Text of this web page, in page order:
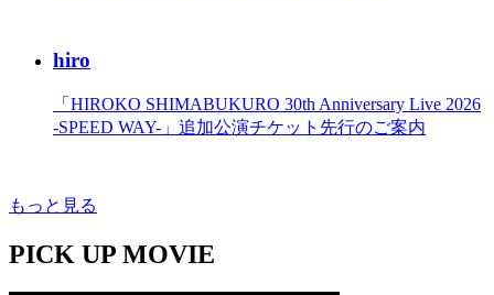
hiro
「HIROKO SHIMABUKURO 30th Anniversary Live 2026
-SPEED WAY-」追加公演チケット先行のご案内
もっと見る
PICK UP MOVIE